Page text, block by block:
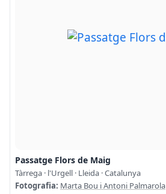
Passatge Flors de Maig
Tàrrega · l'Urgell · Lleida · Catalunya
Fotografia: Marta Bou i Antoni Palmarola